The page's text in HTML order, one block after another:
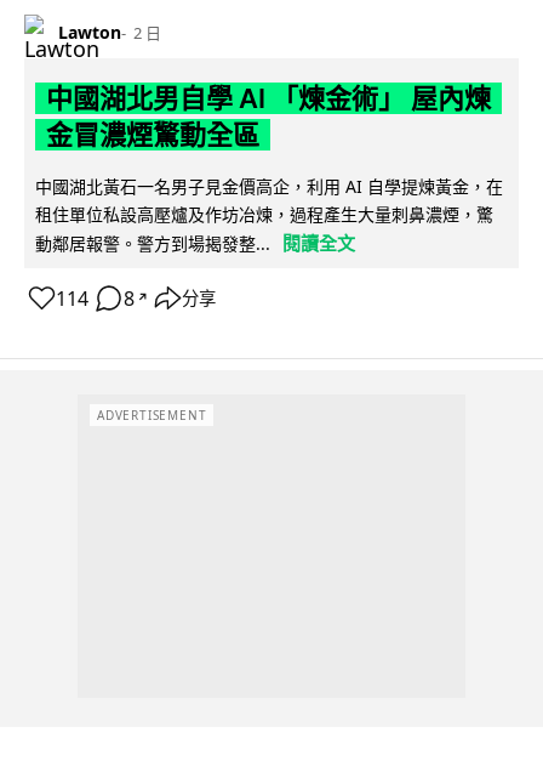
Lawton 2 日
中國湖北男自學 AI 「煉金術」 屋內煉
金冒濃煙驚動全區
中國湖北黃石一名男子見金價高企，利用 AI 自學提煉黃金，在
租住單位私設高壓爐及作坊冶煉，過程產生大量刺鼻濃煙，驚
動鄰居報警。警方到場揭發整...
閱讀全文
114 8 ↗ 分享
ADVERTISEMENT